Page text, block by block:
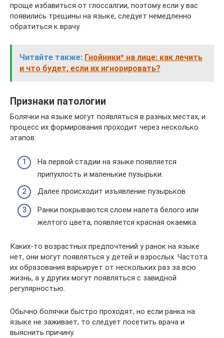
проще избавиться от глоссалгии, поэтому если у вас
появились трещины на языке, следует немедленно
обратиться к врачу.
Читайте также: Гнойники* на лице: как лечить
и что будет, если их игнорировать?
Признаки патологии
Болячки на языке могут появляться в разных местах, и
процесс их формирования проходит через несколько
этапов:
На первой стадии на языке появляется
припухлость и маленькие пузырьки.
Далее происходит изъявление пузырьков.
Ранки покрываются слоем налета белого или
желтого цвета, появляется красная окаемка.
Каких-то возрастных предпочтений у ранок на языке
нет, они могут появляться у детей и взрослых. Частота
их образования варьирует от нескольких раз за всю
жизнь, а у других могут появляться с завидной
регулярностью.
Обычно болячки быстро проходят, но если ранка на
языке не заживает, то следует посетить врача и
выяснить причину.